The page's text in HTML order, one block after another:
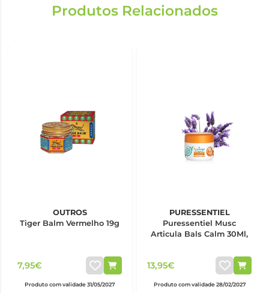
Produtos Relacionados
OUTROS
Tiger Balm Vermelho 19g
7,95€
Produto com validade 31/05/2027
PURESSENTIEL
Puressentiel Musc
Articula Bals Calm 30Ml,
13,95€
Produto com validade 28/02/2027